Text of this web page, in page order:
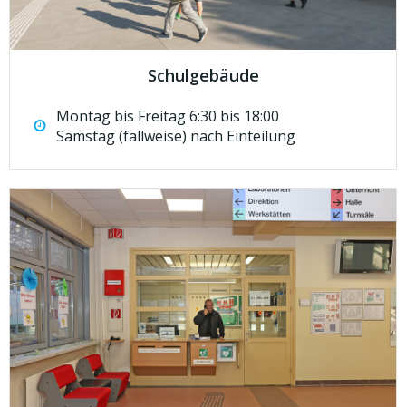
Schulgebäude
Montag bis Freitag 6:30 bis 18:00
Samstag (fallweise) nach Einteilung